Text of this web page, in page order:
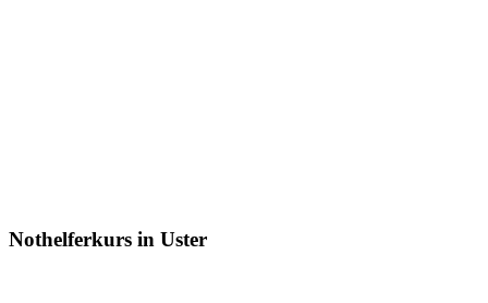
Nothelferkurs in Uster